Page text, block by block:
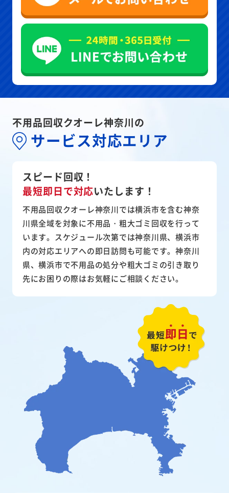
不用品回収クオーレ神奈川の
サービス対応エリア
スピード回収！
最短即日で対応いたします！
不用品回収クオーレ神奈川では横浜市を含む神奈
川県全域を対象に不用品・粗大ゴミ回収を行って
います。スケジュール次第では神奈川県、横浜市
内の対応エリアへの即日訪問も可能です。神奈川
県、横浜市で不用品の処分や粗大ゴミの引き取り
先にお困りの際はお気軽にご相談ください。